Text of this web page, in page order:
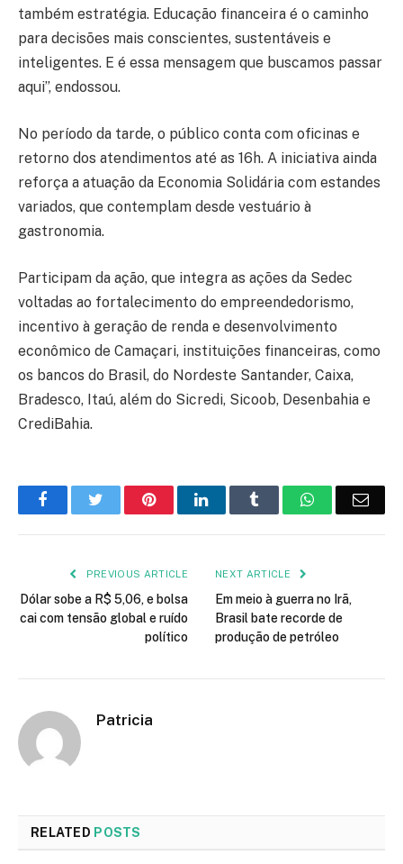
também estratégia. Educação financeira é o caminho
para decisões mais conscientes, sustentáveis e
inteligentes. E é essa mensagem que buscamos passar
aqui”, endossou.
No período da tarde, o público conta com oficinas e
retorno dos atendimentos até as 16h. A iniciativa ainda
reforça a atuação da Economia Solidária com estandes
variados, que contemplam desde vestuário à
gastronomia.
Participam da ação, que integra as ações da Sedec
voltadas ao fortalecimento do empreendedorismo,
incentivo à geração de renda e desenvolvimento
econômico de Camaçari, instituições financeiras, como
os bancos do Brasil, do Nordeste Santander, Caixa,
Bradesco, Itaú, além do Sicredi, Sicoob, Desenbahia e
CrediBahia.
FacebookTwitter PinterestLinkedIn Tumblr WhatsApp
PREVIOUS ARTICLE
Dólar sobe a R$ 5,06, e bolsa
cai com tensão global e ruído
político
NEXT ARTICLE
Em meio à guerra no Irã,
Brasil bate recorde de
produção de petróleo
Patricia
RELATED POSTS